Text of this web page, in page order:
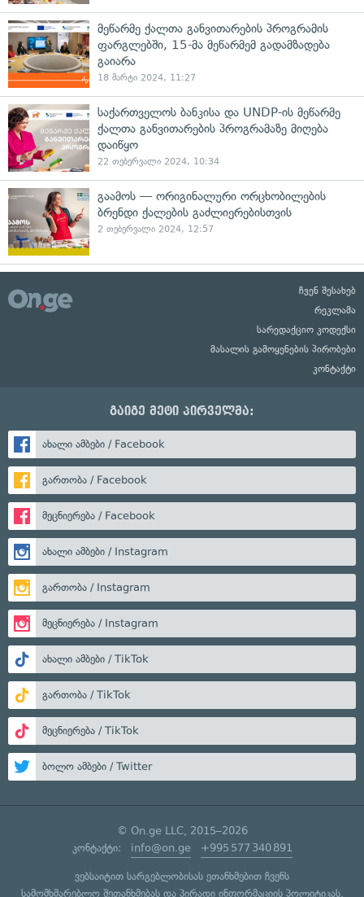
მეწარმე ქალთა განვითარების პროგრამის
ფარგლებში, 15-მა მეწარმემ გადამზადება
გაიარა
18 მარტი 2024, 11:27
საქართველოს ბანკისა და UNDP-ის მეწარმე
ქალთა განვითარების პროგრამაზე მიღება
დაიწყო
22 თებერვალი 2024, 10:34
გაამოს — ორიგინალური ორცხობილების
ბრენდი ქალების გაძლიერებისთვის
2 თებერვალი 2024, 12:57
ჩვენ შესახებ
რეკლამა
სარედაქციო კოდექსი
მასალის გამოყენების პირობები
კონტაქტი
გაიგე მეტი პირველმა:
ახალი ამბები / Facebook
გართობა / Facebook
მეცნიერება / Facebook
ახალი ამბები / Instagram
გართობა / Instagram
მეცნიერება / Instagram
ახალი ამბები / TikTok
გართობა / TikTok
მეცნიერება / TikTok
ბოლო ამბები / Twitter
© On.ge LLC, 2015–2026
კონტაქტი: info@on.ge +995 577 340 891
ვებსაიტით სარგებლობისას ეთანხმებით ჩვენს
სამომხმარებლო შეთანხმებასდა პირადი ინფორმაციის პოლიტიკას.